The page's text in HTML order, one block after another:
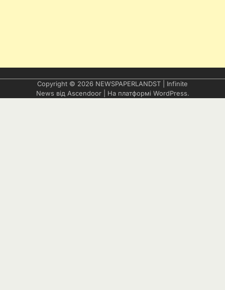
Copyright © 2026 NEWSPAPERLANDST | Infinite
News від Ascendoor| На платформі WordPress.